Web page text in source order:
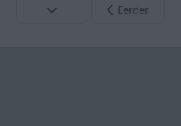
Eerder